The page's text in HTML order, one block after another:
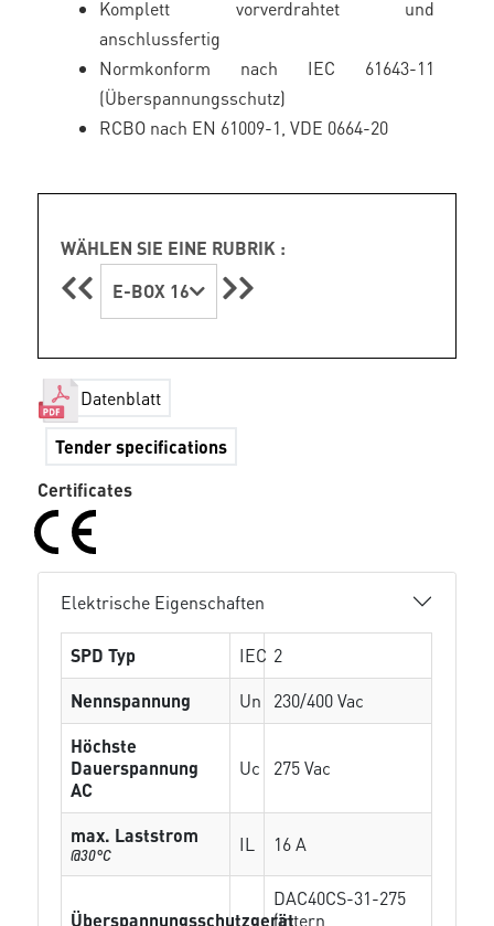
Komplett vorverdrahtet und
anschlussfertig
Normkonform nach IEC 61643-11
(Überspannungsschutz)
RCBO nach EN 61009-1, VDE 0664-20
WÄHLEN SIE EINE RUBRIK :
E-BOX 16
Datenblatt
Tender specifications
Certificates
Elektrische Eigenschaften
SPD Typ IEC 2
Nennspannung
Un
230/400 Vac
Höchste
Dauerspannung
AC
Uc 275 Vac
max. Laststrom
@30°C IL 16 A
Überspannungsschutzgerät
DAC40CS-31-275
(intern